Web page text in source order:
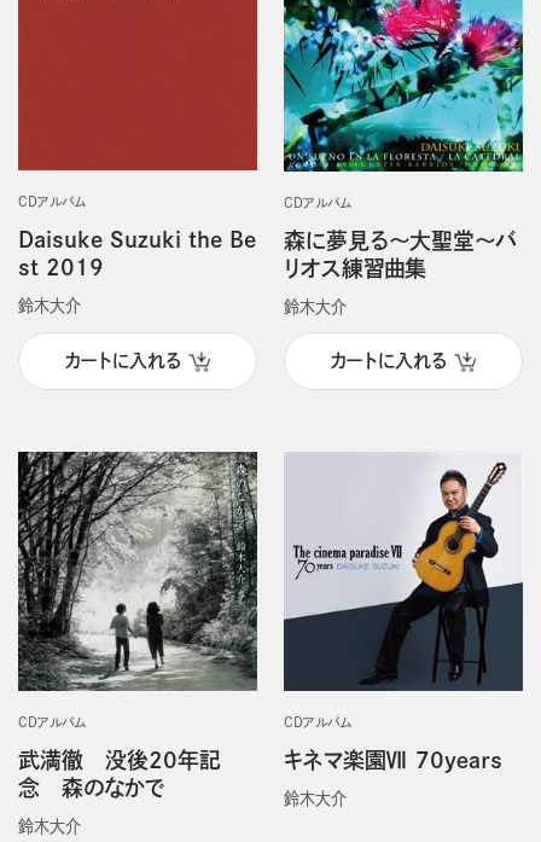
CDアルバム
Daisuke Suzuki the Be
st 2019
鈴木大介
カートに入れる
CDアルバム
森に夢見る～大聖堂～バ
リオス練習曲集
鈴木大介
カートに入れる
CDアルバム
武満徹 没後20年記
念 森のなかで
鈴木大介
CDアルバム
キネマ楽園Ⅶ 70ｙｅａｒｓ
鈴木大介